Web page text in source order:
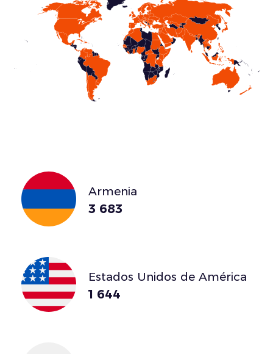
Armenia
3 683
Estados Unidos de América
1 644